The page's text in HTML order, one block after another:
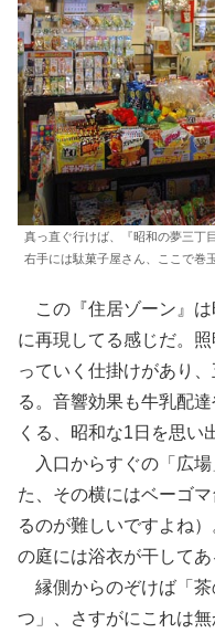
真っ直ぐ行けば、『昭和の夢三丁
右手には駄菓子屋さん、ここで巻
この『住居ゾーン』は
に再現してる感じだ。
っていく仕掛けがあり
る。音響効果も牛乳配
くる、昭和な1日を思い
入口からすぐの「広場
た、その横にはベーゴ
るのが難しいですよね
の庭には浴衣が干して
縁側からのぞけば「茶
つ」、さすがにこれは